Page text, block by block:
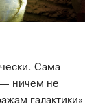
Сама
ничем не
галактики»